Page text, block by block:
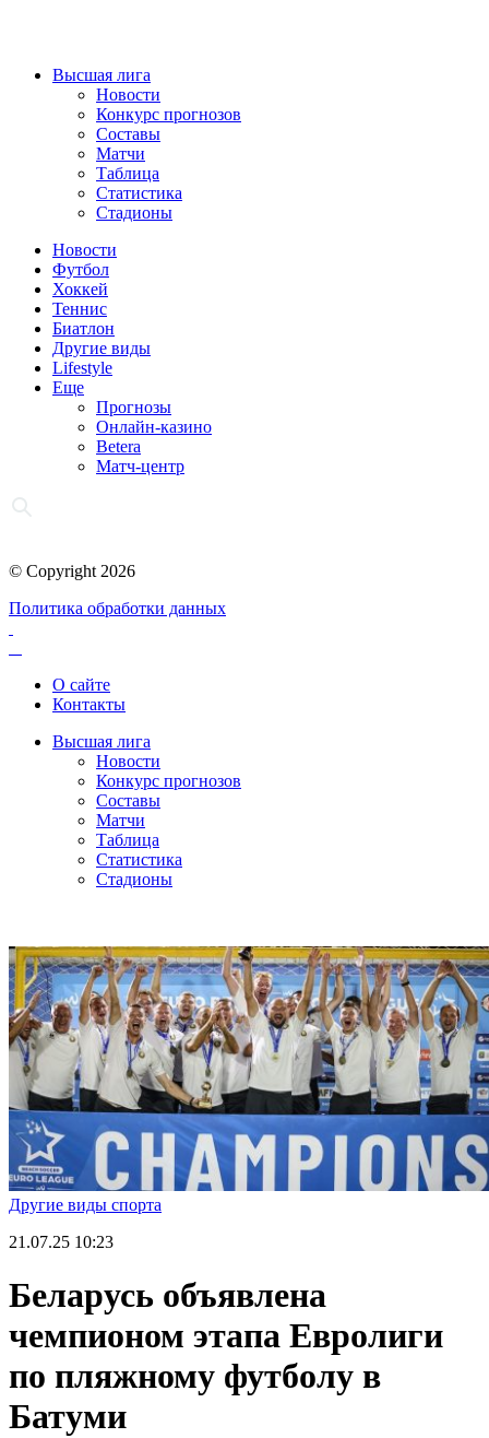
Высшая лига
Новости
Конкурс прогнозов
Составы
Матчи
Таблица
Статистика
Стадионы
Новости
Футбол
Хоккей
Теннис
Биатлон
Другие виды
Lifestyle
Еще
Прогнозы
Онлайн-казино
Betera
Матч-центр
© Copyright 2026
Политика обработки данных
О сайте
Контакты
Высшая лига
Новости
Конкурс прогнозов
Составы
Матчи
Таблица
Статистика
Стадионы
Другие виды спорта
21.07.25 10:23
Беларусь объявлена
чемпионом этапа Евролиги
по пляжному футболу в
Батуми